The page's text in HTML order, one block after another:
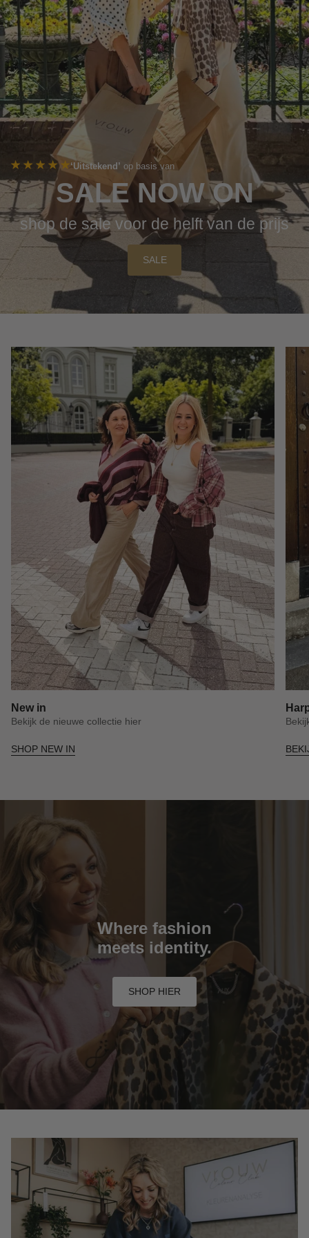
‘Uitstekend’ op basis van
SALE NOW ON
shop de sale voor de helft van de prijs
SALE
New in
Bekijk de nieuwe collectie hier
SHOP NEW IN
Where fashion
meets identity.
SHOP HIER